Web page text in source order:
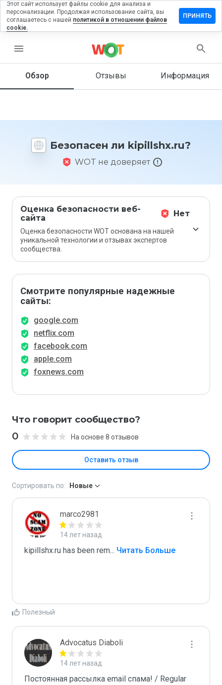
menu
Обзор Отзывы Информация
Безопасен ли kipillshx.ru?
WOT не доверяет
Оценка безопасности веб-
сайта
Нет
Оценка безопасности WOT основана на нашей
уникальной технологии и отзывах экспертов
сообщества.
Смотрите популярные надежные
сайты:
google.com
netflix.com
facebook.com
apple.com
foxnews.com
Что говорит сообщество?
0 На основе 8 отзывов
Оставить отзыв
на
Как бы
этот
1 до 5?
Сортировать по: Новые
marco2981
14 лет назад
kipillshx.ru has been rem... Читать Больше
Полезный
Advocatus Diaboli
14 лет назад
Постоянная рассылка email спама! / Regular
Этот сайт использует файлы cookie для анализа и
персонализации. Продолжая использование сайта, вы
соглашаетесь с нашей политикой в отношении файлов
cookie.
ПРИНЯТЬ